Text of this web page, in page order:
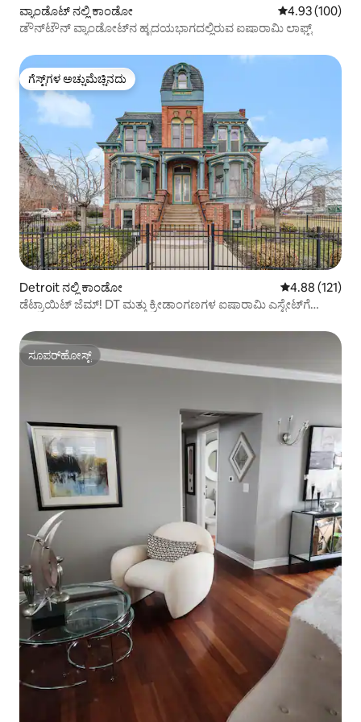
ವ್ಯಾಂಡೊಟ್ ನಲ್ಲಿ ಕಾಂಡೋ 5 ರಲ್ಲಿ 4.93
4.93 (100)
ಡೌನ್‌ಟೌನ್ ವ್ಯಾಂಡೋಟ್‌ನ ಹೃದಯಭಾಗದಲ್ಲಿರುವ ಐಷಾರಾಮಿ ಲಾಫ್ಟ್
ಗೆಸ್ಟ್‌ಗಳ ಅಚ್ಚುಮೆಚ್ಚಿನದು
ಗೆಸ್ಟ್‌ಗಳ ಅಚ್ಚುಮೆಚ್ಚಿನದು
Detroit ನಲ್ಲಿ ಕಾಂಡೋ 5 ರಲ್ಲಿ 4.88
4.88 (121)
ಡೆಟ್ರಾಯಿಟ್ ಜೆಮ್! DT ಮತ್ತು ಕ್ರೀಡಾಂಗಣಗಳ ಐಷಾರಾಮಿ ಎಸ್ಟೇಟ್‌ಗೆ
ಸೂಪರ್‌ಹೋಸ್ಟ್
ಸೂಪರ್‌ಹೋಸ್ಟ್